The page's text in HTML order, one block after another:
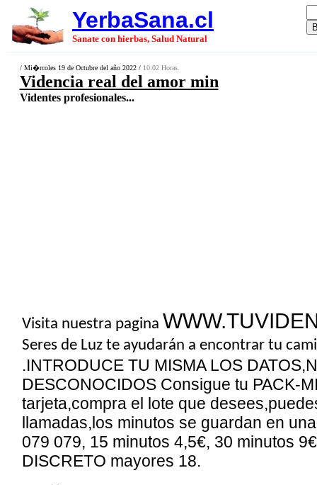
YerbaSana.cl
Sanate con hierbas, Salud Natural
/ Mi�rcoles 19 de Octubre del año 2022 / 10:02 Horas.
Videncia real del amor min
Videntes profesionales...
Visita nuestra pagina
Seres de Luz te ayudarán a encontrar tu
.INTRODUCE TU MISMA LOS
DESCONOCIDOS Consigue tu PACK-
tarjeta,compra el lote que
llamadas,los minutos se guardan en
079 079, 15 minutos 4,5€, 30 minutos 9
DISCRETO mayores 18.